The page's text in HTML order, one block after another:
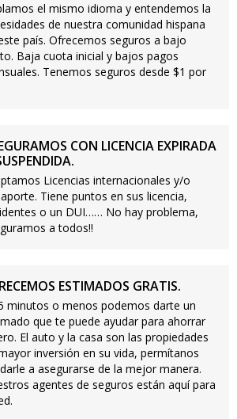
el mismo idioma y entendemos la
de nuestra comunidad hispana
país. Ofrecemos seguros a bajo
Baja cuota inicial y bajos pagos
Tenemos seguros desde $1 por
CON LICENCIA EXPIRADA
Licencias internacionales y/o
Tiene puntos en sus licencia,
o un DUI…… No hay problema,
a todos!!
ESTIMADOS GRATIS.
minutos o menos podemos darte un
que te puede ayudar para ahorrar
El auto y la casa son las propiedades
inversión en su vida, permítanos
a asegurarse de la mejor manera.
agentes de seguros están aquí para